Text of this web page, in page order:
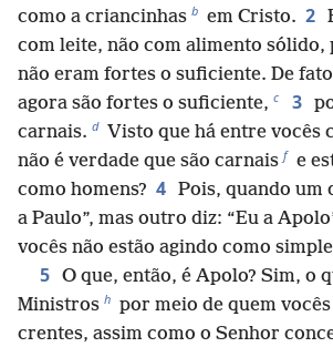
como a criancinhas b em Cristo. 2
com leite, não com alimento sólido,
não eram fortes o suficiente. De
agora são fortes o suficiente, c 3
carnais. d Visto que há entre vocês
não é verdade que são carnais f e
como homens? 4 Pois, quando um
a Paulo”, mas outro diz: “Eu a
vocês não estão agindo como
5 O que, então, é Apolo? Sim, o
Ministros h por meio de quem
crentes, assim como o Senhor